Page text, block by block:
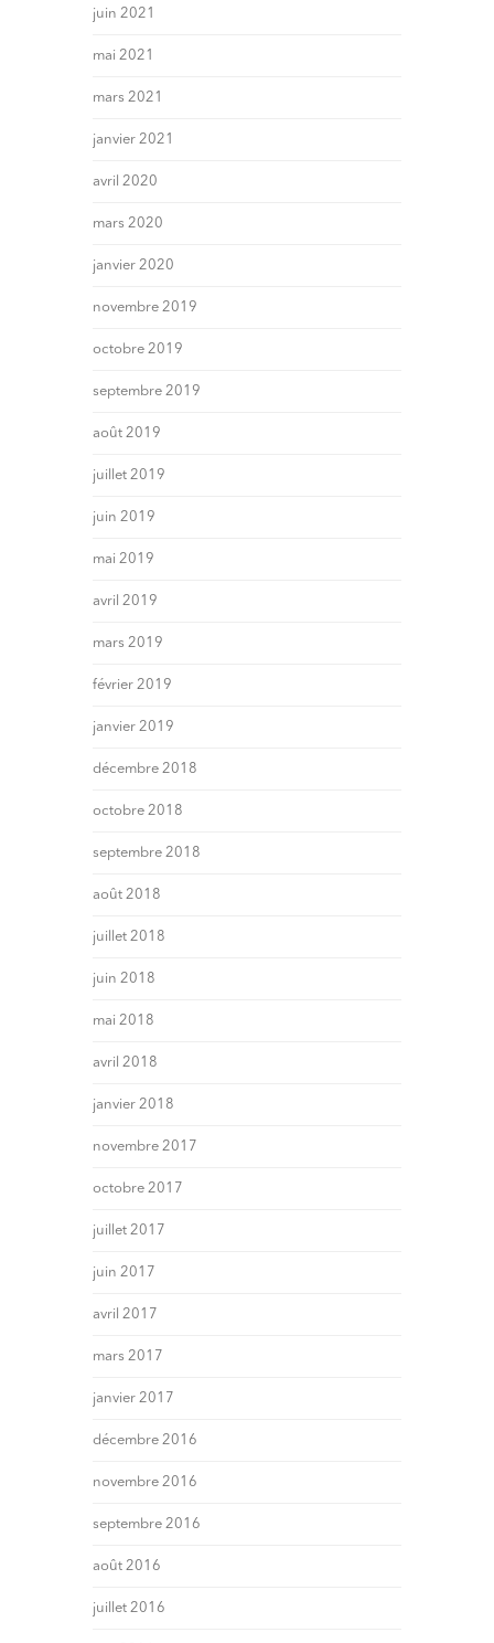
juin 2021
mai 2021
mars 2021
janvier 2021
avril 2020
mars 2020
janvier 2020
novembre 2019
octobre 2019
septembre 2019
août 2019
juillet 2019
juin 2019
mai 2019
avril 2019
mars 2019
février 2019
janvier 2019
décembre 2018
octobre 2018
septembre 2018
août 2018
juillet 2018
juin 2018
mai 2018
avril 2018
janvier 2018
novembre 2017
octobre 2017
juillet 2017
juin 2017
avril 2017
mars 2017
janvier 2017
décembre 2016
novembre 2016
septembre 2016
août 2016
juillet 2016